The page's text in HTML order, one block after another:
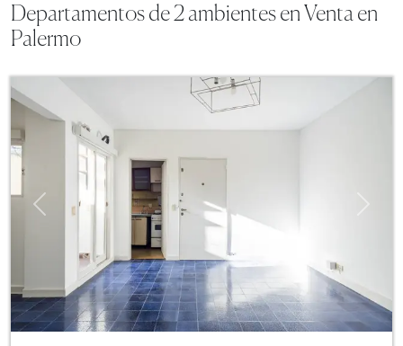
Departamentos de 2 ambientes en Venta en
Palermo
Previous